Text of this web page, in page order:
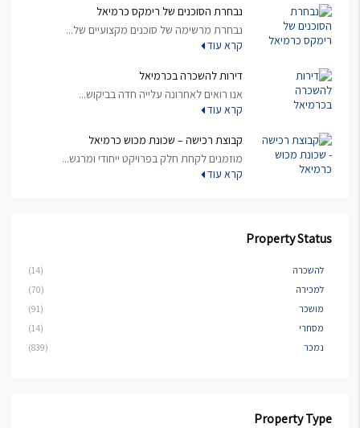
נבחרת הסוכנים של רימקס כרמיאל
נבחרת מרשימה של סוכנים מקצועיים של...
קרא עוד
דירות להשכרה בכרמיאל
אנו רואים לאחרונה עלייה חדה בביקוש...
קרא עוד
קבוצת רכישה – שכונת מכוש כרמיאל
מוזמנים לקחת חלק בפרויקט ייחודי ומרגש...
קרא עוד
Property Status
להשכרה
(14)
למכירה
(70)
מושכר
(91)
מסחרי
(14)
נמכר
(839)
Property Type